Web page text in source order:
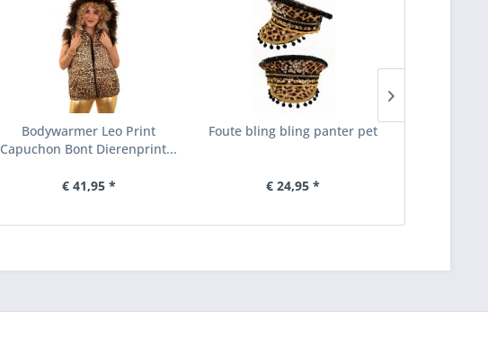
Bodywarmer Leo Print
Capuchon Bont Dierenprint...
€ 41,95 *
Foute bling bling panter pet
€ 24,95 *